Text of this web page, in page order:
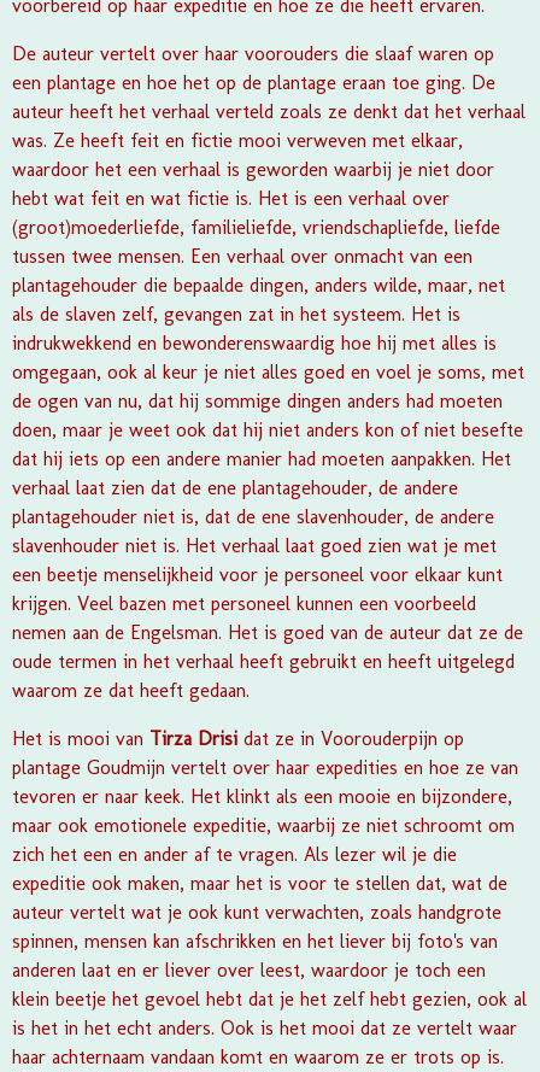
voorbereid op haar expeditie en hoe ze die heeft ervaren.
De auteur vertelt over haar voorouders die slaaf waren op
een plantage en hoe het op de plantage eraan toe ging. De
auteur heeft het verhaal verteld zoals ze denkt dat het verhaal
was. Ze heeft feit en fictie mooi verweven met elkaar,
waardoor het een verhaal is geworden waarbij je niet door
hebt wat feit en wat fictie is. Het is een verhaal over
(groot)moederliefde, familieliefde, vriendschapliefde, liefde
tussen twee mensen. Een verhaal over onmacht van een
plantagehouder die bepaalde dingen, anders wilde, maar, net
als de slaven zelf, gevangen zat in het systeem. Het is
indrukwekkend en bewonderenswaardig hoe hij met alles is
omgegaan, ook al keur je niet alles goed en voel je soms, met
de ogen van nu, dat hij sommige dingen anders had moeten
doen, maar je weet ook dat hij niet anders kon of niet besefte
dat hij iets op een andere manier had moeten aanpakken. Het
verhaal laat zien dat de ene plantagehouder, de andere
plantagehouder niet is, dat de ene slavenhouder, de andere
slavenhouder niet is. Het verhaal laat goed zien wat je met
een beetje menselijkheid voor je personeel voor elkaar kunt
krijgen. Veel bazen met personeel kunnen een voorbeeld
nemen aan de Engelsman. Het is goed van de auteur dat ze de
oude termen in het verhaal heeft gebruikt en heeft uitgelegd
waarom ze dat heeft gedaan.
Het is mooi van Tirza Drisi dat ze in Voorouderpijn op
plantage Goudmijn vertelt over haar expedities en hoe ze van
tevoren er naar keek. Het klinkt als een mooie en bijzondere,
maar ook emotionele expeditie, waarbij ze niet schroomt om
zich het een en ander af te vragen. Als lezer wil je die
expeditie ook maken, maar het is voor te stellen dat, wat de
auteur vertelt wat je ook kunt verwachten, zoals handgrote
spinnen, mensen kan afschrikken en het liever bij foto's van
anderen laat en er liever over leest, waardoor je toch een
klein beetje het gevoel hebt dat je het zelf hebt gezien, ook al
is het in het echt anders. Ook is het mooi dat ze vertelt waar
haar achternaam vandaan komt en waarom ze er trots op is.